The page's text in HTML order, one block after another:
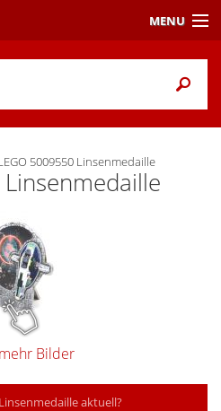
5009550 Linsenmedaille
mehr Bilder
aktuell?
MENU